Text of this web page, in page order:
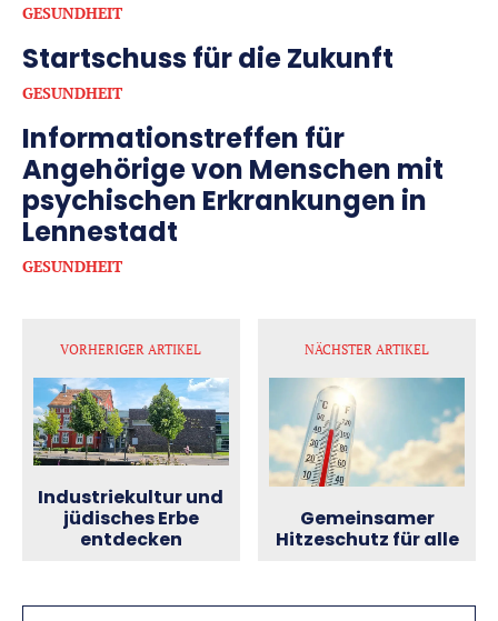
GESUNDHEIT
Startschuss für die Zukunft
GESUNDHEIT
Informationstreffen für
Angehörige von Menschen mit
psychischen Erkrankungen in
Lennestadt
GESUNDHEIT
VORHERIGER ARTIKEL
Industriekultur und
jüdisches Erbe
entdecken
NÄCHSTER ARTIKEL
Gemeinsamer
Hitzeschutz für alle